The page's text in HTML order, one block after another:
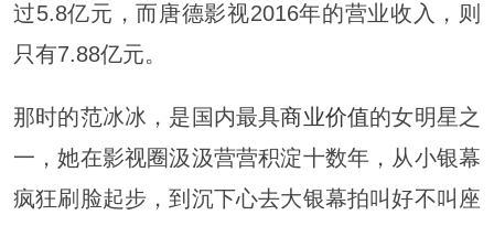
过5.8亿元，而唐德影视2016年的营业收入，则
只有7.88亿元。
那时的范冰冰，是国内最具商业价值的女明星之
一，她在影视圈汲汲营营积淀十数年，从小银幕
疯狂刷脸起步，到沉下心去大银幕拍叫好不叫座